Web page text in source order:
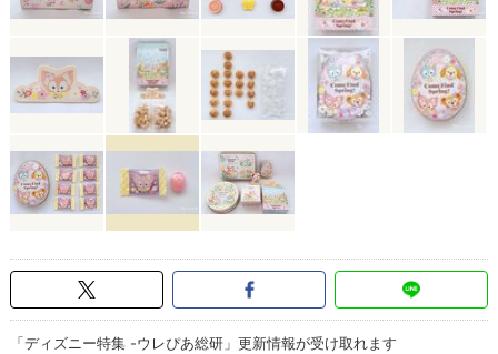
「ディズニー特集 -ウレぴあ総研」更新情報が受け取れます